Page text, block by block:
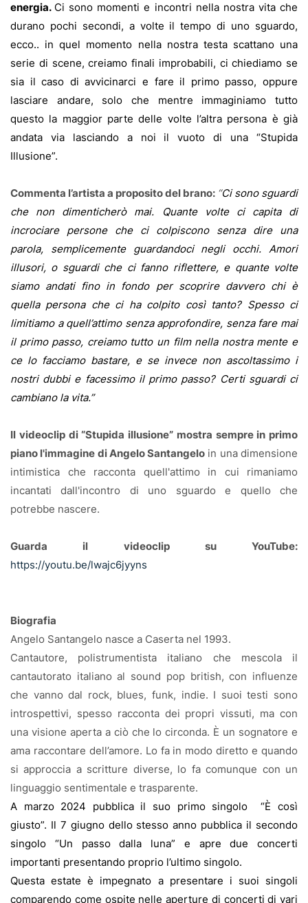
energia. Ci sono momenti e incontri nella nostra vita che
durano pochi secondi, a volte il tempo di uno sguardo,
ecco.. in quel momento nella nostra testa scattano una
serie di scene, creiamo finali improbabili, ci chiediamo se
sia il caso di avvicinarci e fare il primo passo, oppure
lasciare andare, solo che mentre immaginiamo tutto
questo la maggior parte delle volte l’altra persona è già
andata via lasciando a noi il vuoto di una “Stupida
Illusione”.
Commenta l’artista a proposito del brano: “Ci sono sguardi
che non dimenticherò mai. Quante volte ci capita di
incrociare persone che ci colpiscono senza dire una
parola, semplicemente guardandoci negli occhi. Amori
illusori, o sguardi che ci fanno riflettere, e quante volte
siamo andati fino in fondo per scoprire davvero chi è
quella persona che ci ha colpito così tanto? Spesso ci
limitiamo a quell’attimo senza approfondire, senza fare mai
il primo passo, creiamo tutto un film nella nostra mente e
ce lo facciamo bastare, e se invece non ascoltassimo i
nostri dubbi e facessimo il primo passo? Certi sguardi ci
cambiano la vita.”
Il videoclip di “Stupida illusione” mostra sempre in primo
piano l'immagine di Angelo Santangelo in una dimensione
intimistica che racconta quell'attimo in cui rimaniamo
incantati dall'incontro di uno sguardo e quello che
potrebbe nascere.
Guarda il videoclip su YouTube:
https://youtu.be/lwajc6jyyns
Biografia
Angelo Santangelo nasce a Caserta nel 1993.
Cantautore, polistrumentista italiano che mescola il
cantautorato italiano al sound pop british, con influenze
che vanno dal rock, blues, funk, indie. I suoi testi sono
introspettivi, spesso racconta dei propri vissuti, ma con
una visione aperta a ciò che lo circonda. È un sognatore e
ama raccontare dell’amore. Lo fa in modo diretto e quando
si approccia a scritture diverse, lo fa comunque con un
linguaggio sentimentale e trasparente.
A marzo 2024 pubblica il suo primo singolo
“È così
giusto”. Il 7 giugno dello stesso anno pubblica il secondo
singolo “Un passo dalla luna” e apre due concerti
importanti presentando proprio l’ultimo singolo.
Questa estate è impegnato a presentare i suoi singoli
comparendo come ospite nelle aperture di concerti di vari